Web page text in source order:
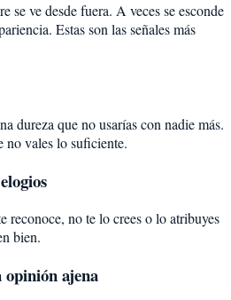
se ve desde fuera. A veces se esconde
Estas son las señales más
dureza que no usarías con nadie más.
vales lo suficiente.
reconoce, no te lo crees o lo atribuyes
bien.
ajena